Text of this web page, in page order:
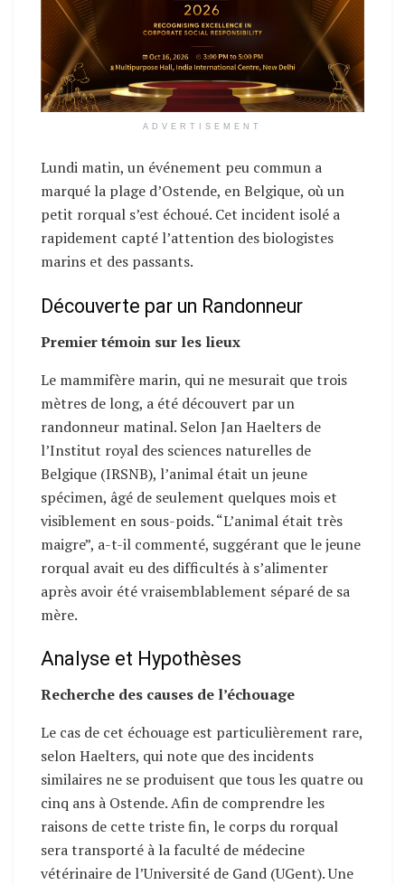
ADVERTISEMENT
Lundi matin, un événement peu commun a
marqué la plage d’Ostende, en Belgique, où un
petit rorqual s’est échoué. Cet incident isolé a
rapidement capté l’attention des biologistes
marins et des passants.
Découverte par un Randonneur
Premier témoin sur les lieux
Le mammifère marin, qui ne mesurait que trois
mètres de long, a été découvert par un
randonneur matinal. Selon Jan Haelters de
l’Institut royal des sciences naturelles de
Belgique (IRSNB), l’animal était un jeune
spécimen, âgé de seulement quelques mois et
visiblement en sous-poids. “L’animal était très
maigre”, a-t-il commenté, suggérant que le jeune
rorqual avait eu des difficultés à s’alimenter
après avoir été vraisemblablement séparé de sa
mère.
Analyse et Hypothèses
Recherche des causes de l’échouage
Le cas de cet échouage est particulièrement rare,
selon Haelters, qui note que des incidents
similaires ne se produisent que tous les quatre ou
cinq ans à Ostende. Afin de comprendre les
raisons de cette triste fin, le corps du rorqual
sera transporté à la faculté de médecine
vétérinaire de l’Université de Gand (UGent). Une